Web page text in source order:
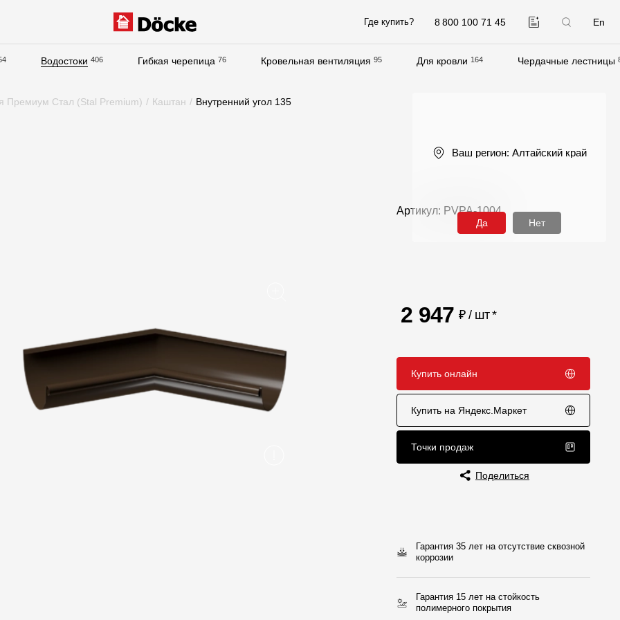
8 800 100 71 45 En
Где купить?
Водостоки 406 Гибкая черепица 76 Кровельная вентиляция 95 Для кровли 164 Чердачные лестницы
Вопрос-ответ/Faq
Сервисы
Премиум Стал (Stal Premium) / Каштан / Внутренний угол 135
Артикул: PVPA-1004
2 947 ₽ / шт*
Гарантия 35 лет на отсутствие сквозной
коррозии
Гарантия 15 лет на стойкость
полимерного покрытия
Купить онлайн
Купить на Яндекс.Маркет
Точки продаж
Поделиться
Ваш регион: Алтайский край
Да Нет